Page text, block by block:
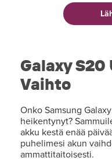
Galaxy
Vaihto
Onko Samsung
heikentynyt?
akku kestä enää
puhelimesi akun
ammattitaitoisesti.